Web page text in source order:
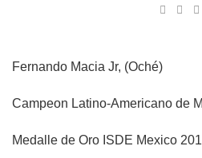
Fernando Macia Jr, (Oché)
Campeon Latino-Americano de
Medalle de Oro ISDE Mexico